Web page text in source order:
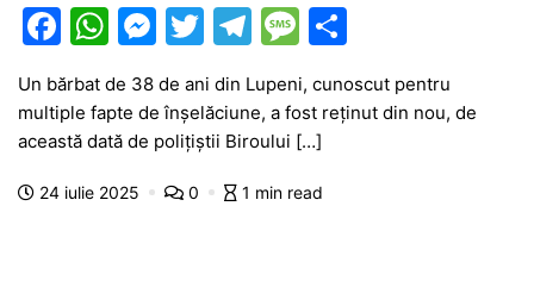
F
c
e
b
W
at
s
A
M
s
s
e
T
itt
er
T
e
gr
a
M
s
s
a
g
ta
Un bărbat de 38 de ani din Lupeni, cunoscut pentru
multiple fapte de înșelăciune, a fost reținut din nou, de
această dată de polițiștii Biroului […]
24 iulie 2025 0 1 min read